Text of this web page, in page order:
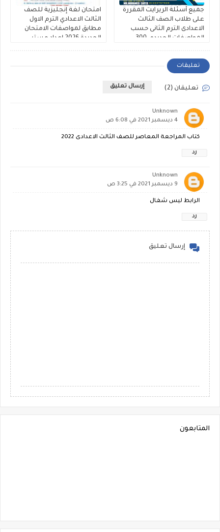
جميع أسئلة الريرايت المقررة
على طلاب الصف الثالث
الاعدادى الترم الثانى حسب
المواصفات الجديده، 300
الاعدادية ملفات مجمعة
امتحان لغة إنجليزية للصف
الثالث الاعدادي الترم الاول
مطابق لمواصفات الامتحان
الجديدة 2026 إعداد مستر
تعليقات
تعليقان (2) إرسال تعليق
Unknown
4 ديسمبر 2021 في 6:08 ص
كتاب المراجعة المعاصر للصف الثالث الاعدادى 2022
رد
Unknown
9 ديسمبر 2021 في 3:25 ص
الرابط ليس شغال
رد
إرسال تعليق
المتابعون